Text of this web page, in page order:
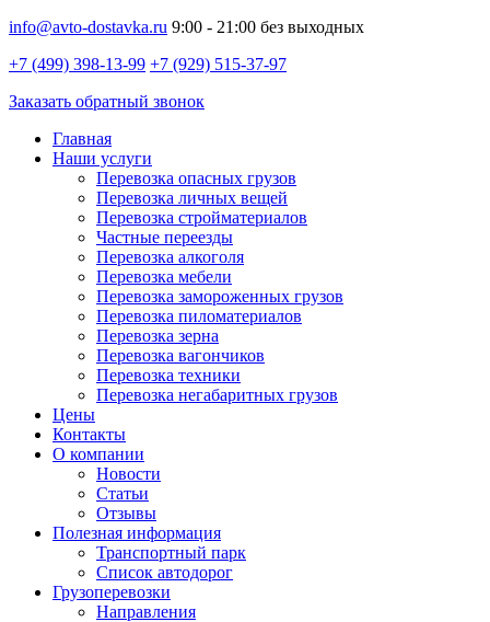
info@avto-dostavka.ru 9:00 - 21:00 без выходных
+7 (499) 398-13-99 +7 (929) 515-37-97
Заказать обратный звонок
Главная
Наши услуги
Перевозка опасных грузов
Перевозка личных вещей
Перевозка стройматериалов
Частные переезды
Перевозка алкоголя
Перевозка мебели
Перевозка замороженных грузов
Перевозка пиломатериалов
Перевозка зерна
Перевозка вагончиков
Перевозка техники
Перевозка негабаритных грузов
Цены
Контакты
О компании
Новости
Статьи
Отзывы
Полезная информация
Транспортный парк
Список автодорог
Грузоперевозки
Направления